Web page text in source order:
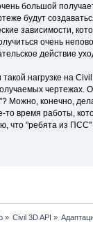
большой
будут
зависимости,
очень
действие
нагрузке на
чертежах.
Можно, конечно,
то время работы,
что "ребята из
» Civil 3D API »